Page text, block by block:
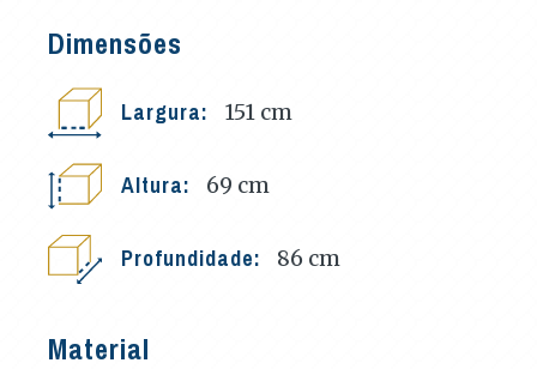
Dimensões
Largura: 151 cm
Altura: 69 cm
Profundidade: 86 cm
Material